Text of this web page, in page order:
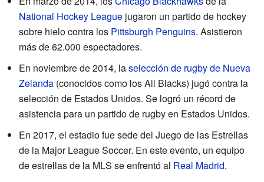
National Hockey League jugaron un partido de hockey
sobre hielo contra los Pittsburgh Penguins. Asistieron
más de 62.000 espectadores.
En noviembre de 2014, laselección de rugby de Nueva
Zelanda (conocidos como los All Blacks) jugó contra la
selección de Estados Unidos. Se logró un récord de
asistencia para un partido de rugby en Estados Unidos.
En 2017, el estadio fue sede del Juego de las Estrellas
de la Major League Soccer. En este evento, un equipo
de estrellas de la MLS se enfrentó al Real Madrid.